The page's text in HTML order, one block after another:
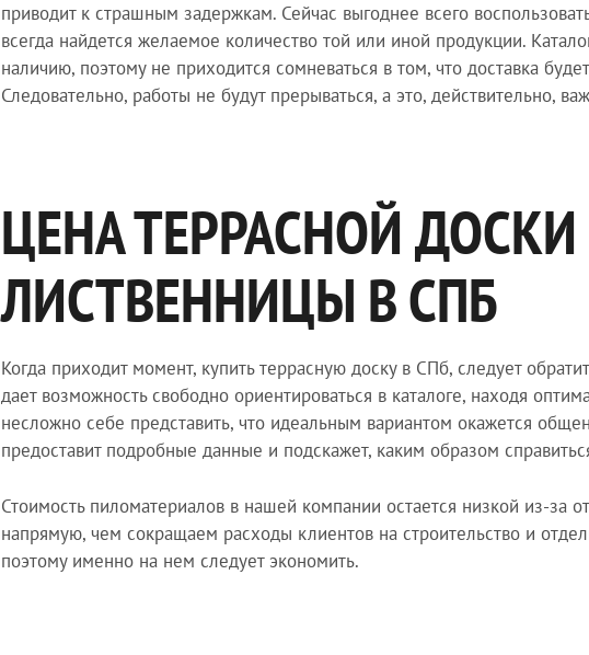
приводит к страшным задержкам. Сейчас выгоднее всего
всегда найдется желаемое количество той или иной продукции.
наличию, поэтому не приходится сомневаться в том, что доставка
Следовательно, работы не будут прерываться, а это, действительно,
ЦЕНА ТЕРРАСНОЙ
ЛИСТВЕННИЦЫ В СПБ
Когда приходит момент, купить террасную доску в СПб, следует
дает возможность свободно ориентироваться в каталоге, находя
несложно себе представить, что идеальным вариантом окажется
предоставит подробные данные и подскажет, каким образом
Стоимость пиломатериалов в нашей компании остается низкой из-за
напрямую, чем сокращаем расходы клиентов на строительство и
поэтому именно на нем следует экономить.